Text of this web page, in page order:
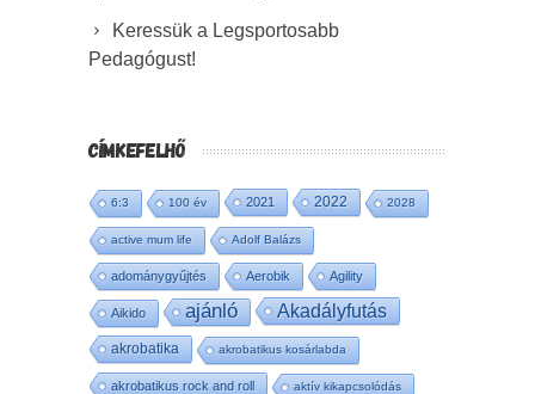
Keressük a Legsportosabb
Pedagógust!
CÍMKEFELHŐ
6:3 100 év 2021 2022 2028
active mum life Adolf Balázs
adománygyűjtés Aerobik Agility
Aikido ajánló Akadályfutás
akrobatika akrobatikus kosárlabda
akrobatikus rock and roll aktív kikapcsolódás